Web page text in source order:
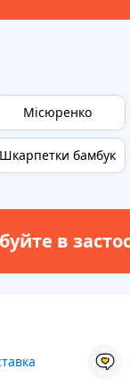
Місюренко
Шкарпетки бамбук
в